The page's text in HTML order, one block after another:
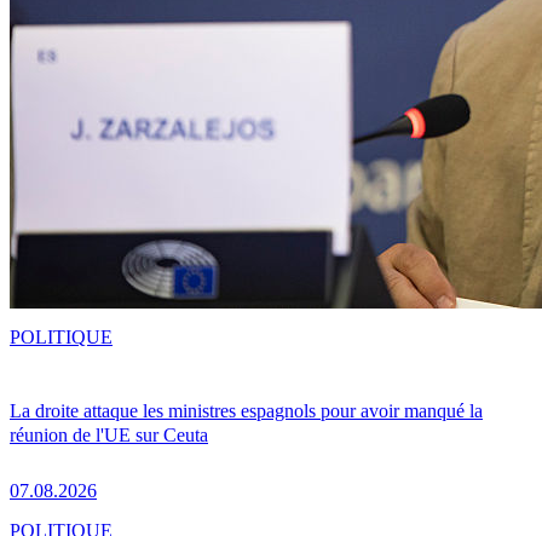
La droite attaque les ministres espagnols pour avoir manqué la
réunion de l'UE sur Ceuta
07.08.2026
POLITIQUE
POLITIQUE